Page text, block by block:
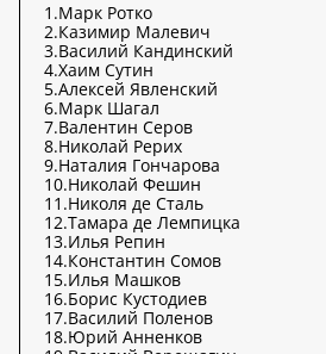
1.Марк Ротко
2.Казимир Малевич
3.Василий Кандинский
4.Хаим Сутин
5.Алексей Явленский
6.Марк Шагал
7.Валентин Серов
8.Николай Рерих
9.Наталия Гончарова
10.Николай Фешин
11.Николя де Сталь
12.Тамара де Лемпицка
13.Илья Репин
14.Константин Сомов
15.Илья Машков
16.Борис Кустодиев
17.Василий Поленов
18.Юрий Анненков